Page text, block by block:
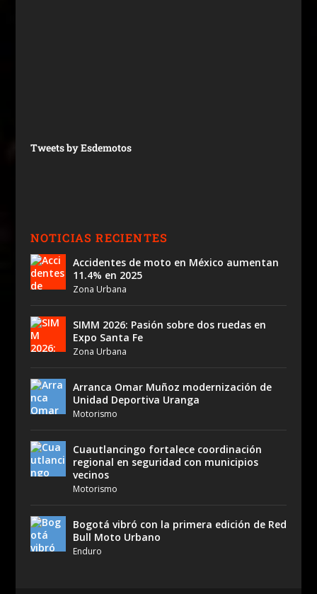
Tweets by Esdemotos
NOTICIAS RECIENTES
Accidentes de moto en México aumentan
11.4% en 2025
Zona Urbana
SIMM 2026: Pasión sobre dos ruedas en
Expo Santa Fe
Zona Urbana
Arranca Omar Muñoz modernización de
Unidad Deportiva Uranga
Motorismo
Cuautlancingo fortalece coordinación
regional en seguridad con municipios
vecinos
Motorismo
Bogotá vibró con la primera edición de Red
Bull Moto Urbano
Enduro